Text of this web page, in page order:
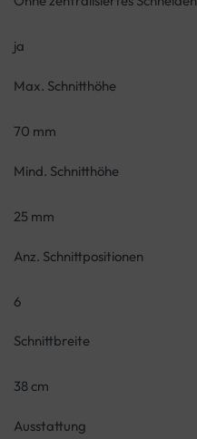
ja
Max. Schnitthöhe
70 mm
Mind. Schnitthöhe
25 mm
Anz. Schnittpositionen
6
Schnittbreite
38 cm
Ausstattung